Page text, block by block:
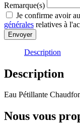
Remarque(s)
Je confirme avoir
générales relatives à
Envoyer
Description
Description
Eau Pétillante
Nous vous